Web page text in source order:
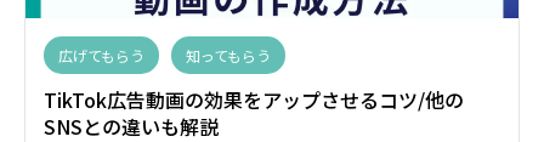
広げてもらう 知ってもらう
TikTok広告動画の効果をアップさせるコツ/他の
SNSとの違いも解説